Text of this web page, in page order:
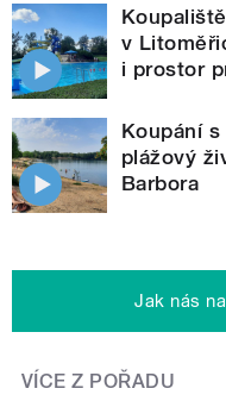
v
i prostor
Koupání
plážový
Barbora
Jak nás
VÍCE Z POŘADU